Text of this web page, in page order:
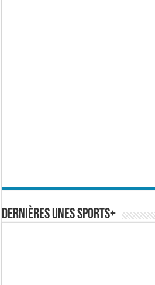
Dernières Unes Sports+